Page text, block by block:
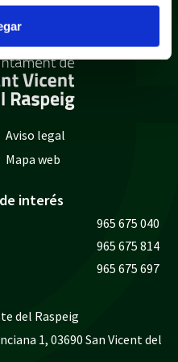
Aviso legal
Mapa web
interés
965 675 040
965 675 814
965 675 697
del Raspeig
1, 03690 San Vicent del